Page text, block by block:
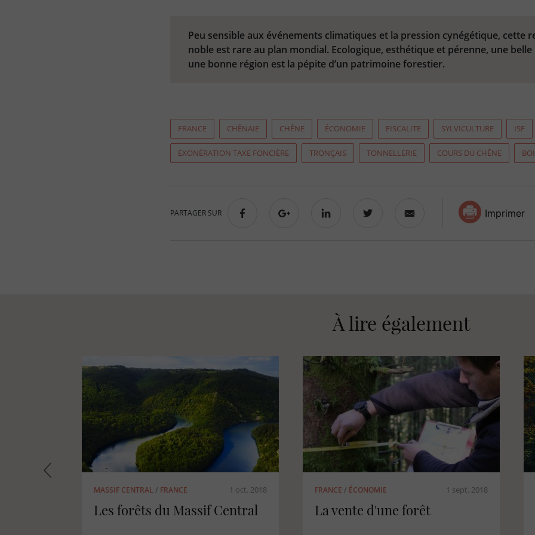
Peu sensible aux événements climatiques et la pression cynégétique, cette
noble est rare au plan mondial. Ecologique, esthétique et pérenne, une belle
une bonne région est la pépite d’un patrimoine forestier.
FRANCE CHÊNAIE CHÊNE ÉCONOMIE FISCALITE SYLVICULTURE ISF
EXONÉRATION TAXE FONCIÈRE TRONÇAIS TONNELLERIE COURS DU CHÊNE
PARTAGER SUR Imprimer
À lire également
FRANCE/ ÉCONOMIE 1 juil. 2018
Les Belges, premiers
FRANCE / CORSE 1 juil. 2018
La Corse : une région